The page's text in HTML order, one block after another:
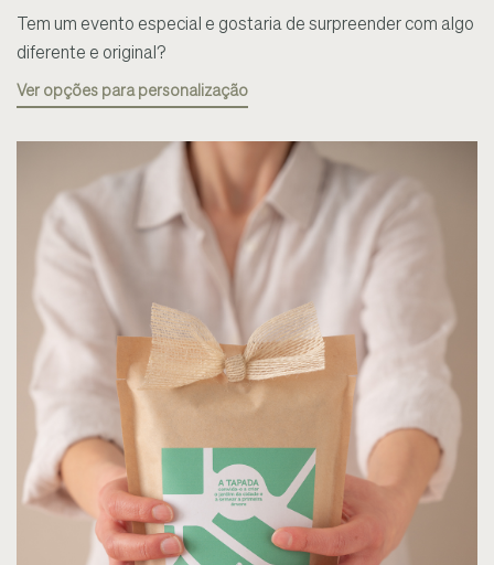
Tem um evento especial e gostaria de surpreender com algo
diferente e original?
Ver opções para personalização